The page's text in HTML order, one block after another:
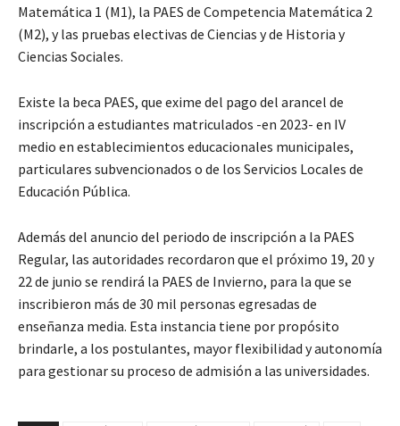
Matemática 1 (M1), la PAES de Competencia Matemática 2
(M2), y las pruebas electivas de Ciencias y de Historia y
Ciencias Sociales.
Existe la beca PAES, que exime del pago del arancel de
inscripción a estudiantes matriculados -en 2023- en IV
medio en establecimientos educacionales municipales,
particulares subvencionados o de los Servicios Locales de
Educación Pública.
Además del anuncio del periodo de inscripción a la PAES
Regular, las autoridades recordaron que el próximo 19, 20 y
22 de junio se rendirá la PAES de Invierno, para la que se
inscribieron más de 30 mil personas egresadas de
enseñanza media. Esta instancia tiene por propósito
brindarle, a los postulantes, mayor flexibilidad y autonomía
para gestionar su proceso de admisión a las universidades.